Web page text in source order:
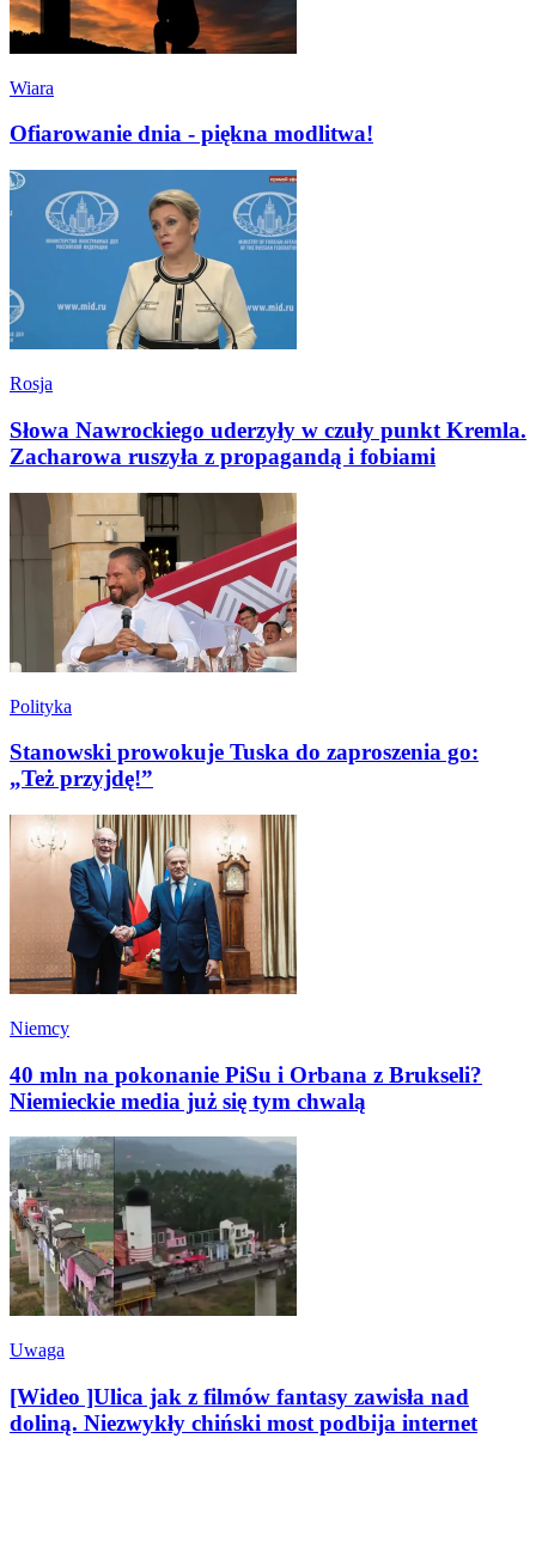
Wiara
Ofiarowanie dnia - piękna modlitwa!
Rosja
Słowa Nawrockiego uderzyły w czuły punkt Kremla.
Zacharowa ruszyła z propagandą i fobiami
Polityka
Stanowski prowokuje Tuska do zaproszenia go:
„Też przyjdę!”
Niemcy
40 mln na pokonanie PiSu i Orbana z Brukseli?
Niemieckie media już się tym chwalą
Uwaga
[Wideo ]Ulica jak z filmów fantasy zawisła nad
doliną. Niezwykły chiński most podbija internet